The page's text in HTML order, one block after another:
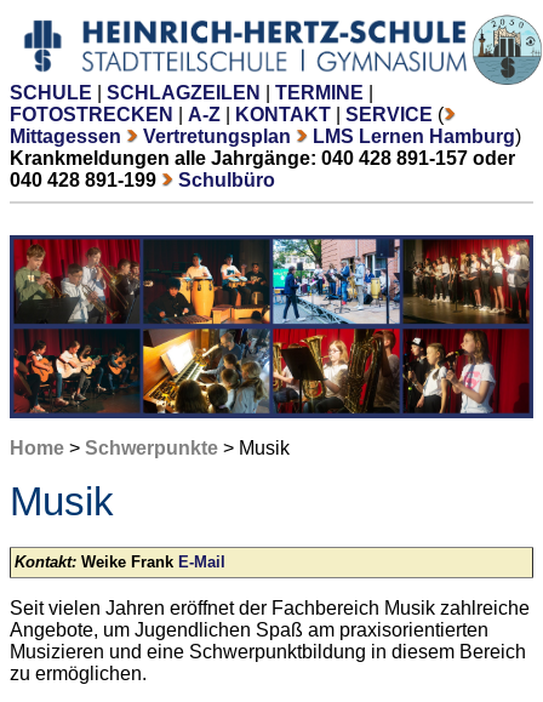
SCHULE SCHLAGZEILEN TERMINE
FOTOSTRECKEN
A-Z KONTAKT SERVICE (
Mittagessen
Vertretungsplan LMS Lernen Hamburg)
Krankmeldungen alle Jahrgänge: 040 428 891-157 oder
040 428 891-199
Schulbüro
Home > Schwerpunkte > Musik
Musik
Kontakt: Weike Frank E-Mail
Seit vielen Jahren eröffnet der Fachbereich Musik zahlreiche
Angebote, um Jugendlichen Spaß am praxisorientierten
Musizieren und eine Schwerpunktbildung in diesem Bereich
zu ermöglichen.